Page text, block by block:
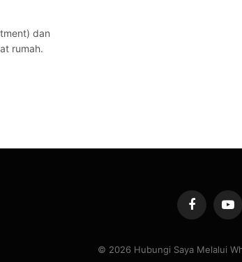
dan
rumah.
Facebook
© 2026 Hubungi Saya Melalui